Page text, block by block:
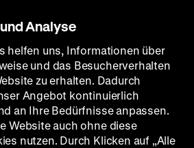
Charles Brackett, Billy Wilder, K:
Ray Milland, Jane Wyman, 101’
Analyse
helfen uns, Informationen über
und das Besucherverhalten
zu erhalten. Dadurch
Angebot kontinuierlich
an Ihre Bedürfnisse anpassen.
Website auch ohne diese
nutzen. Durch Klicken auf „Alle